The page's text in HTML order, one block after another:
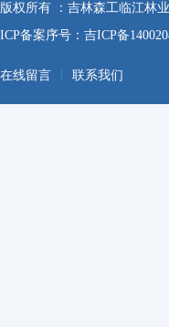
版权所有 ：吉林森工临江林
ICP备案序号： 吉ICP备
在线留言 联系我们